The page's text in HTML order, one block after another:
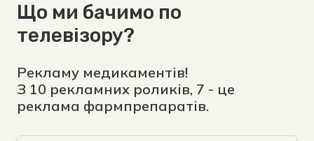
Що ми бачимо по
телевізору?
Рекламу медикаментів!
З 10 рекламних роликів, 7 - це
реклама фармпрепаратів.